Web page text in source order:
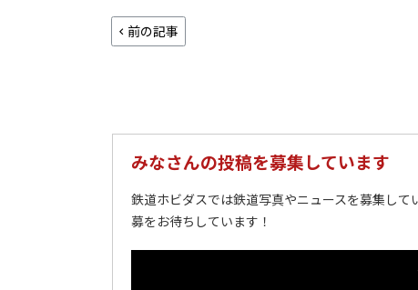
前の記事
みなさんの投稿を募集しています
鉄道ホビダスでは鉄道写真やニュースを募集し
募をお待ちしています！